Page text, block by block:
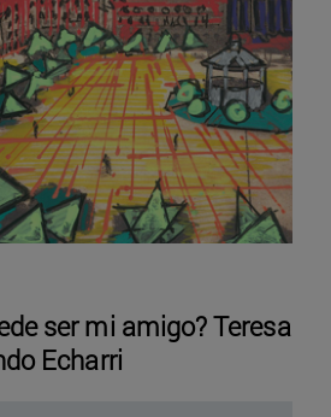
ser mi amigo? Teresa
Echarri